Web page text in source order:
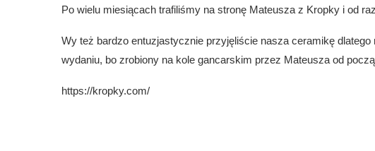
Po wielu miesiącach trafiliśmy na stronę Mateusza z Kropky i od
Wy też bardzo entuzjastycznie przyjęliście nasza ceramikę
wydaniu, bo zrobiony na kole gancarskim przez Mateusza od
https://kropky.com/